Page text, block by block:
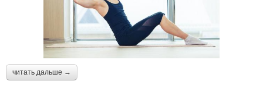
читать дальше →